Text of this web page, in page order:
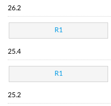
26.2
R1
25.4
R1
25.2